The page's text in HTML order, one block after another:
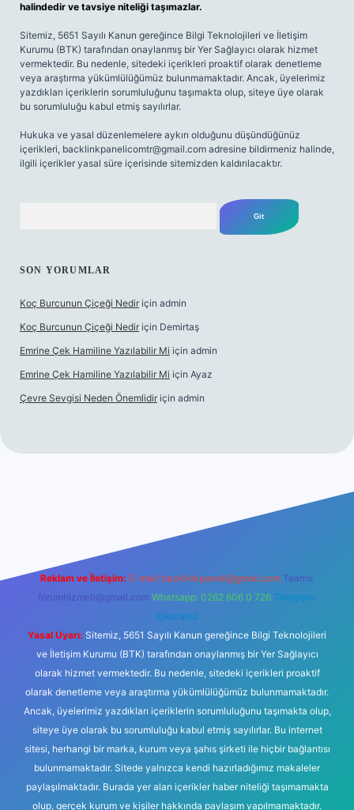
halindedir ve tavsiye niteliği taşımazlar.
Sitemiz, 5651 Sayılı Kanun gereğince Bilgi Teknolojileri ve İletişim
Kurumu (BTK) tarafından onaylanmış bir Yer Sağlayıcı olarak hizmet
vermektedir. Bu nedenle, sitedeki içerikleri proaktif olarak denetleme
veya araştırma yükümlülüğümüz bulunmamaktadır. Ancak, üyelerimiz
yazdıkları içeriklerin sorumluluğunu taşımakta olup, siteye üye olarak
bu sorumluluğu kabul etmiş sayılırlar.
Hukuka ve yasal düzenlemelere aykırı olduğunu düşündüğünüz
içerikleri, backlinkpanelicomtr@gmail.com adresine bildirmeniz halinde,
ilgili içerikler yasal süre içerisinde sitemizden kaldırılacaktır.
SON YORUMLAR
Koç Burcunun Çiçeği Nedir için admin
Koç Burcunun Çiçeği Nedir için Demirtaş
Emrine Çek Hamiline Yazılabilir Mi için admin
Emrine Çek Hamiline Yazılabilir Mi için Ayaz
Çevre Sevgisi Neden Önemlidir için admin
Reklam ve İletişim: E-mail: backlinkpaneli@gmail.com Teams:
forumhizmeti@gmail.com Whatsapp: 0262 606 0 726 Telegram:
@karabul
Yasal Uyarı: Sitemiz, 5651 Sayılı Kanun gereğince Bilgi Teknolojileri
ve İletişim Kurumu (BTK) tarafından onaylanmış bir Yer Sağlayıcı
olarak hizmet vermektedir. Bu nedenle, sitedeki içerikleri proaktif
olarak denetleme veya araştırma yükümlülüğümüz bulunmamaktadır.
Ancak, üyelerimiz yazdıkları içeriklerin sorumluluğunu taşımakta olup,
siteye üye olarak bu sorumluluğu kabul etmiş sayılırlar. Bu internet
sitesi, herhangi bir marka, kurum veya şahıs şirketi ile hiçbir bağlantısı
bulunmamaktadır. Sitede yalnızca kendi hazırladığımız makaleler
paylaşılmaktadır. Burada yer alan içerikler haber niteliği taşımamakta
olup, gerçek kurum ve kişiler hakkında paylaşım yapılmamaktadır.